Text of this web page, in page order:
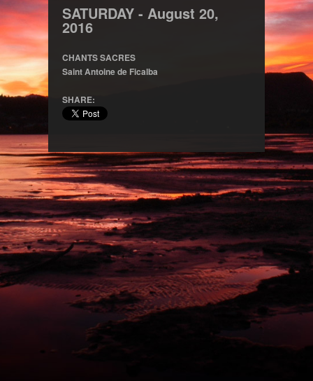
SATURDAY - August 20,
2016
CHANTS SACRES
Saint Antoine de Ficalba
SHARE: